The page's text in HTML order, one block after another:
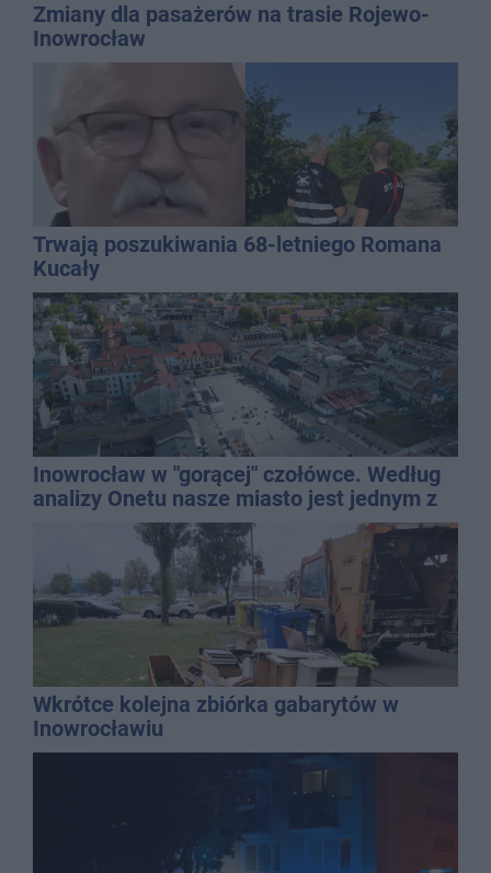
Zmiany dla pasażerów na trasie Rojewo-
Inowrocław
Trwają poszukiwania 68-letniego Romana
Kucały
Inowrocław w "gorącej" czołówce. Według
analizy Onetu nasze miasto jest jednym z
najbardziej narażonych na upały
Wkrótce kolejna zbiórka gabarytów w
Inowrocławiu